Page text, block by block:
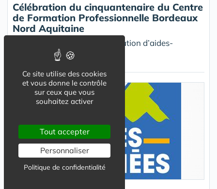
Célébration du cinquantenaire du Centre
de Formation Professionnelle Bordeaux
Nord Aquitaine
1973 – 2023 : 50 ans de formation d’aides-
soignants et d’infirmiers
Ce site utilise des cookies
et vous donne le contrôle
sur ceux que vous
souhaitez activer
Tout accepter
Personnaliser
Politique de confidentialité